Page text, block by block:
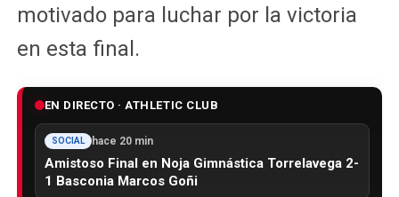
motivado para luchar por la victoria
en esta final.
EN DIRECTO · ATHLETIC CLUB
SOCIAL hace 20 min
Amistoso Final en Noja Gimnástica Torrelavega 2-
1 Basconia Marcos Goñi